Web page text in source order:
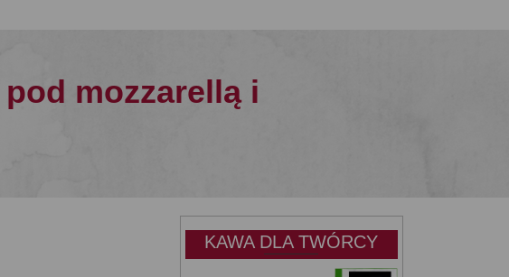
mozzarellą i
KAWA DLA TWÓRCY